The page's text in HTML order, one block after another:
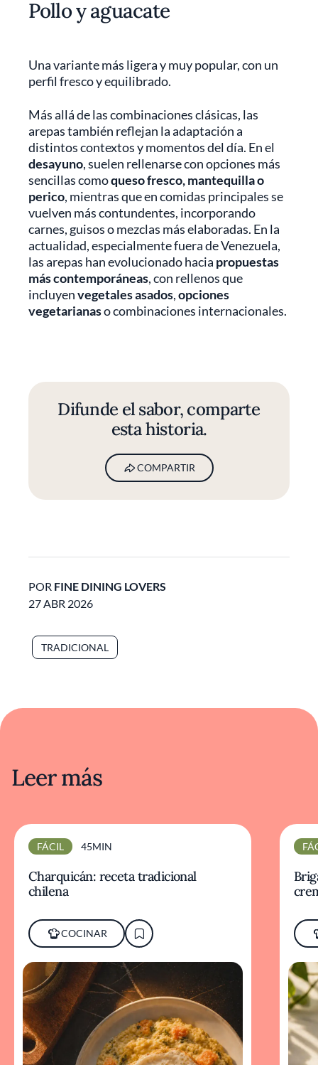
Pollo y aguacate
Una variante más ligera y muy popular, con un
perfil fresco y equilibrado.
Más allá de las combinaciones clásicas, las
arepas también reflejan la adaptación a
distintos contextos y momentos del día. En el
desayuno, suelen rellenarse con opciones más
sencillas comoqueso fresco, mantequilla o
perico, mientras que en comidas principales se
vuelven más contundentes, incorporando
carnes, guisos o mezclas más elaboradas. En la
actualidad, especialmente fuera de Venezuela,
las arepas han evolucionado hacia propuestas
más contemporáneas, con rellenos que
incluyenvegetales asados,opciones
vegetarianaso combinaciones internacionales.
Difunde el sabor, comparte
esta historia.
COMPARTIR
POR FINE DINING LOVERS
27 ABR 2026
TRADICIONAL
Leer más
FÁCIL 45MIN
Charquicán: receta tradicional
chilena
COCINAR